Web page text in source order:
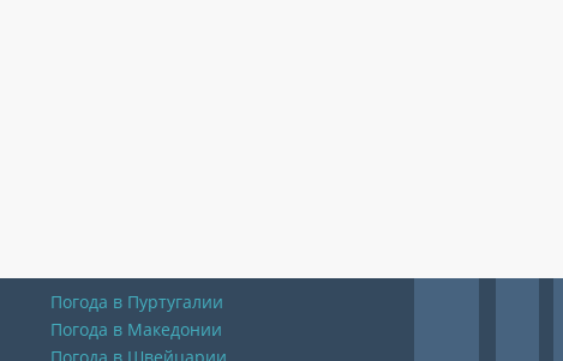
Погода в Пуртугалии
Погода в Македонии